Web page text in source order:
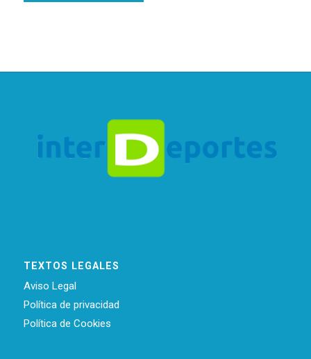
TEXTOS LEGALES
Aviso Legal
Política de privacidad
Política de Cookies